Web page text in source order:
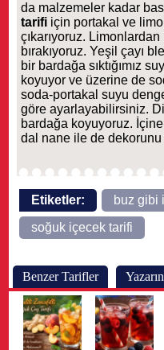
da malzemeler kadar
tarifi için portakal ve
çıkarıyoruz.
bırakıyoruz. Yeşil çayı
bir bardağa sıktığımız
koyuyor ve üzerine de
soda-portakal suyu
göre ayarlayabilirsiniz.
bardağa koyuyoruz.
dal nane ile de dekorunu
Etiketler:
buz gibi
soğuk içecek tarifi
Benzer Tarifler